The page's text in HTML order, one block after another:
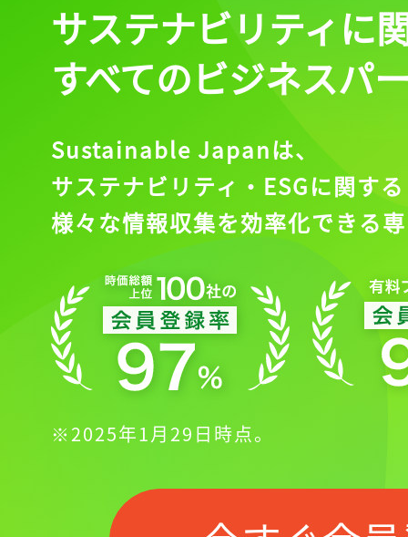
サステナビリティに
すべてのビジネスパ
Sustainable Japanは、
サステナビリティ・ESGに関する
様々な情報収集を効率化できる
※2025年1月29日時点。